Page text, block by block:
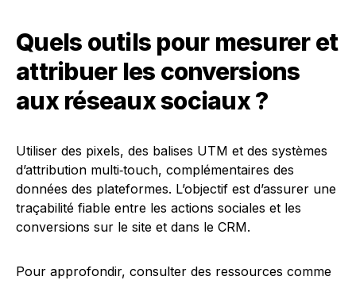
Quels outils pour mesurer et
attribuer les conversions
aux réseaux sociaux ?
Utiliser des pixels, des balises UTM et des systèmes
d’attribution multi‑touch, complémentaires des
données des plateformes. L’objectif est d’assurer une
traçabilité fiable entre les actions sociales et les
conversions sur le site et dans le CRM.
Pour approfondir, consulter des ressources comme